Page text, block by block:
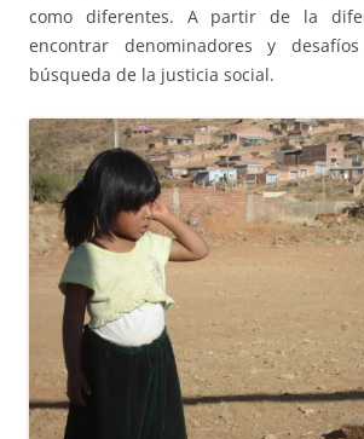
como diferentes. A partir de la
encontrar denominadores y
búsqueda de la justicia social.